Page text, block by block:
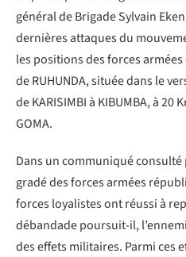
général de Brigade Sylvain
dernières attaques du
les positions des forces
de RUHUNDA, située dans le
de KARISIMBI à KIBUMBA, à 20
GOMA.
Dans un communiqué
gradé des forces armées
forces loyalistes ont réussi à
débandade poursuit-il,
des effets militaires. Parmi ces